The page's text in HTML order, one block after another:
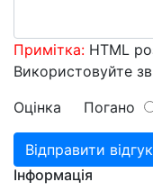
Примітка: HTML
Використовуйте
Оцінка Погано
Відправити відгук
Інформація